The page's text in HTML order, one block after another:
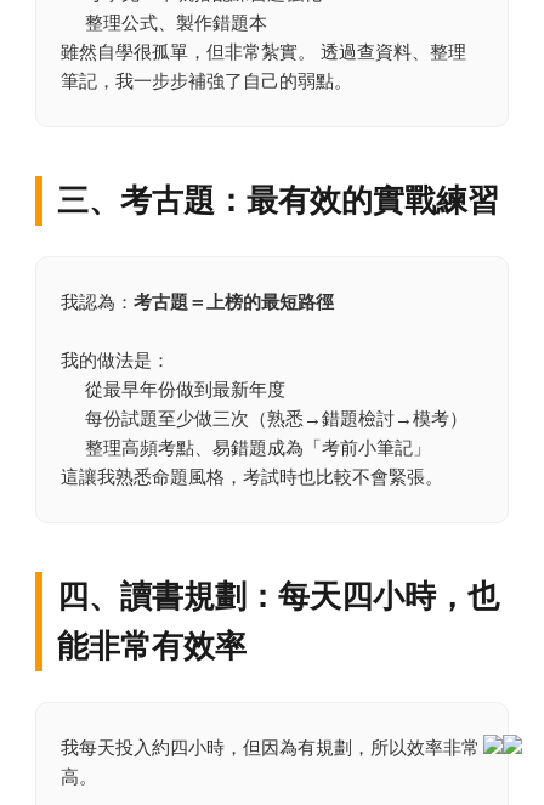
整理公式、製作錯題本
雖然自學很孤單，但非常紮實。 透過查資料、整理
筆記，我一步步補強了自己的弱點。
三、考古題：最有效的實戰練習
我認為： 考古題＝上榜的最短路徑
我的做法是：
從最早年份做到最新年度
每份試題至少做三次（熟悉→錯題檢討→模考）
整理高頻考點、易錯題成為「考前小筆記」
這讓我熟悉命題風格，考試時也比較不會緊張。
四、讀書規劃：每天四小時，也
能非常有效率
我每天投入約四小時，但因為有規劃，所以效率非常
高。